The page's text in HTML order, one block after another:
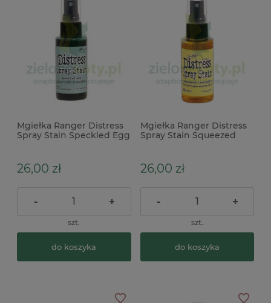
Mgiełka Ranger Distress
Spray Stain Speckled Egg
26,00 zł
- +
szt.
do koszyka
Mgiełka Ranger Distress
Spray Stain Squeezed
26,00 zł
- +
szt.
do koszyka